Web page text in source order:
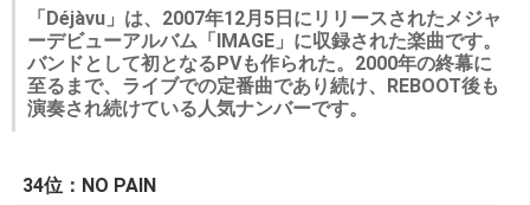
「Déjàvu」は、2007年12月5日にリリースされたメジャ
ーデビューアルバム「IMAGE」に収録された楽曲です。
バンドとして初となるPVも作られた。2000年の終幕に
至るまで、ライブでの定番曲であり続け、REBOOT後も
演奏され続けている人気ナンバーです。
34位：NO PAIN